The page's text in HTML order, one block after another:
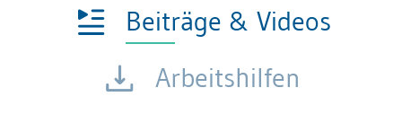
Beiträge & Videos
Arbeitshilfen